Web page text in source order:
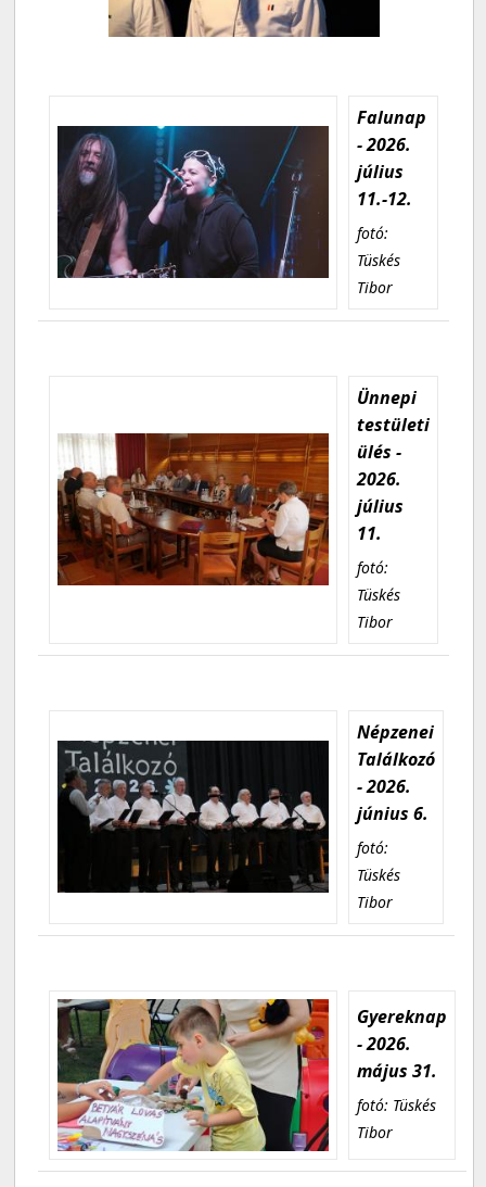
Falunap
- 2026.
július
11.-12.
fotó:
Tüskés
Tibor
Ünnepi
testületi
ülés -
2026.
július
11.
fotó:
Tüskés
Tibor
Népzenei
Találkozó
- 2026.
június 6.
fotó:
Tüskés
Tibor
Gyereknap
- 2026.
május 31.
fotó: Tüskés
Tibor